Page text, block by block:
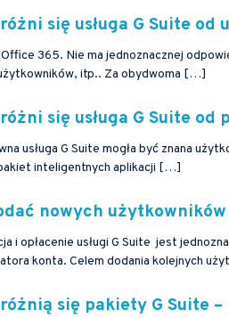
się usługa G Suite od
Office 365. Nie ma jednoznacznej
itp.. Za obydwoma […]
się usługa G Suite od
usługa G Suite mogła być znana
inteligentnych aplikacji […]
nowych użytkowników
i opłacenie usługi G Suite jest
konta. Celem dodania kolejnych
się pakiety G Suite